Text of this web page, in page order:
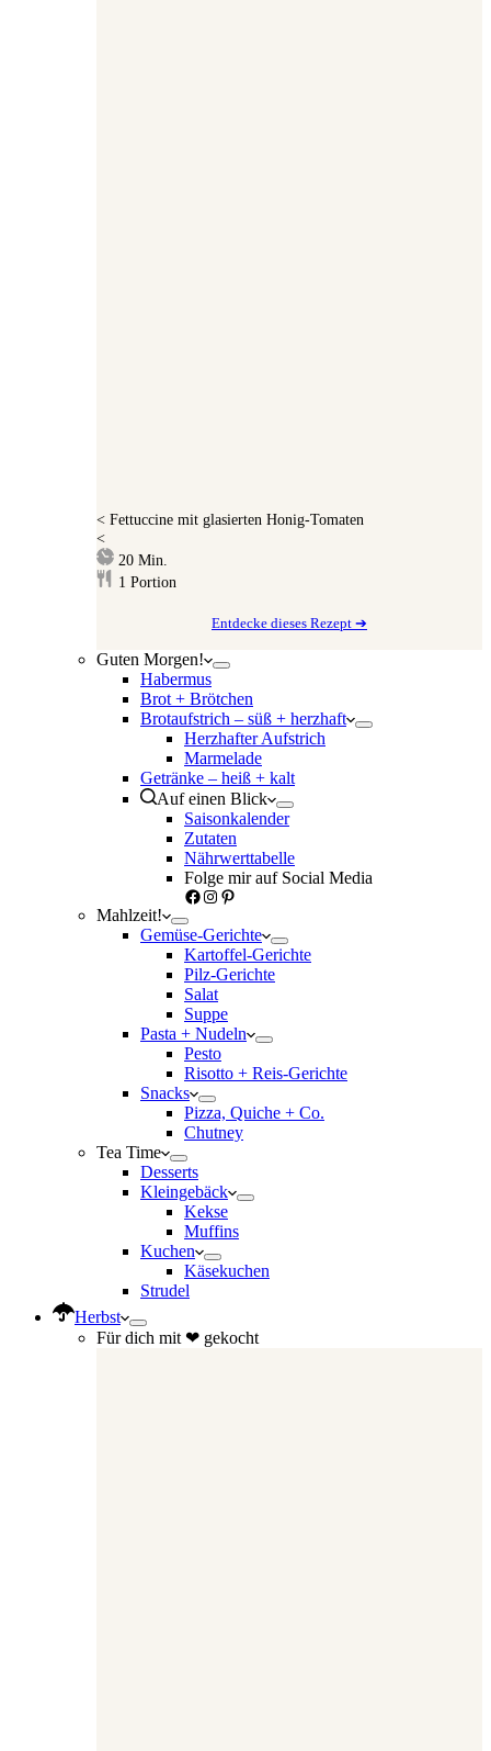
< Fettuccine mit glasierten Honig-Tomaten
<
20Minuten
Min.
1 Portion
Entdecke dieses Rezept ➔
Guten Morgen!
Habermus
Brot + Brötchen
Brotaufstrich – süß + herzhaft
Herzhafter Aufstrich
Marmelade
Getränke – heiß + kalt
Auf einen Blick
Saisonkalender
Zutaten
Nährwerttabelle
Folge mir auf Social Media
Facebook
Instagram
Pinterest
Mahlzeit!
Gemüse-Gerichte
Kartoffel-Gerichte
Pilz-Gerichte
Salat
Suppe
Pasta + Nudeln
Pesto
Risotto + Reis-Gerichte
Snacks
Pizza, Quiche + Co.
Chutney
Tea Time
Desserts
Kleingebäck
Kekse
Muffins
Kuchen
Käsekuchen
Strudel
Herbst
Für dich mit ❤ gekocht